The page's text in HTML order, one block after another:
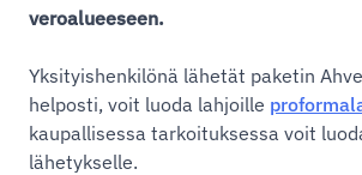
veroalueeseen.
Yksityishenkilönä lähetät paketin
helposti, voit luoda lahjoille
kaupallisessa tarkoituksessa voit
lähetykselle.